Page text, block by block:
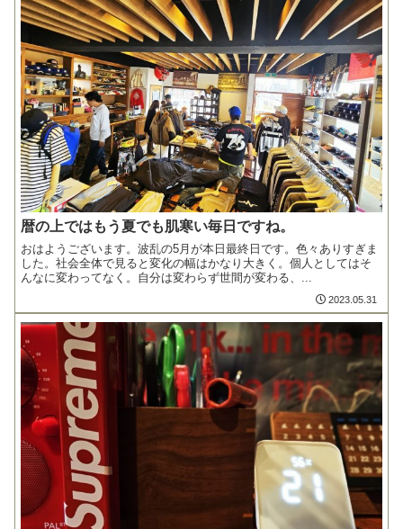
暦の上ではもう夏でも肌寒い毎日ですね。
おはようございます。波乱の5月が本日最終日です。色々ありすぎま
した。社会全体で見ると変化の幅はかなり大きく。個人としてはそ
んなに変わってなく。自分は変わらず世間が変わる、...
2023.05.31